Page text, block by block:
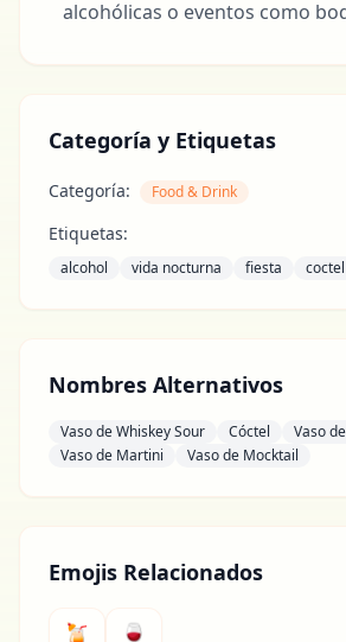
alcohólicas o eventos como
Categoría y Etiquetas
Categoría: Food & Drink
Etiquetas:
alcohol vida nocturna fiesta coctel
Nombres Alternativos
Vaso de Whiskey Sour Cóctel
Vaso
Vaso de Martini
Vaso de Mocktail
Emojis Relacionados